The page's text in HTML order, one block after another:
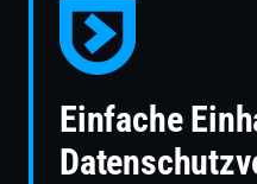
Einfache